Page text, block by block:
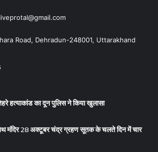
Road, Dehradun-248001, Uttarakhand
हत्याकांड का दून पुलिस ने किया खुलासा
मंदिर 28 अक्टूबर चंद्र ग्रहण सूतक के चलते दिन में चार